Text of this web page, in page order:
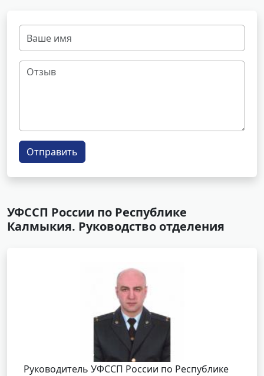
Отправить
УФССП России по Республике
Калмыкия. Руководство отделения
Руководитель УФССП России по Республике